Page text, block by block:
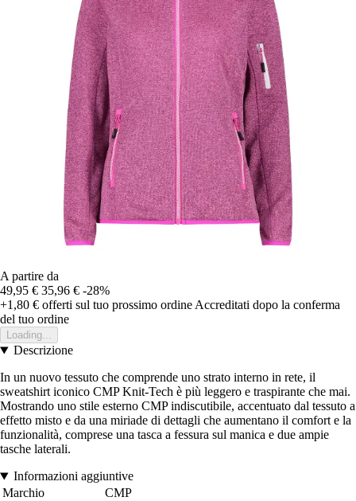
A partire da
49,95 € 35,96 € -28%
+1,80 € offerti sul tuo prossimo ordine Accreditati dopo la conferma
del tuo ordine
Loading...
Descrizione
In un nuovo tessuto che comprende uno strato interno in rete, il
sweatshirt iconico CMP Knit-Tech è più leggero e traspirante che mai.
Mostrando uno stile esterno CMP indiscutibile, accentuato dal tessuto a
effetto misto e da una miriade di dettagli che aumentano il comfort e la
funzionalità, comprese una tasca a fessura sul manica e due ampie
tasche laterali.
Informazioni aggiuntive
Marchio
CMP